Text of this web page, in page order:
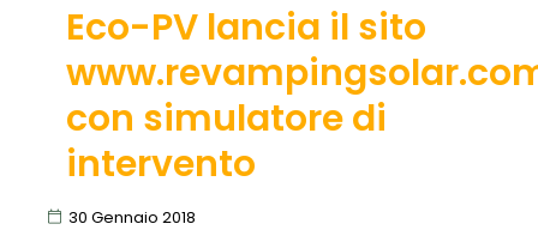
Eco-PV lancia il sito
con simulatore di
intervento
30 Gennaio 2018